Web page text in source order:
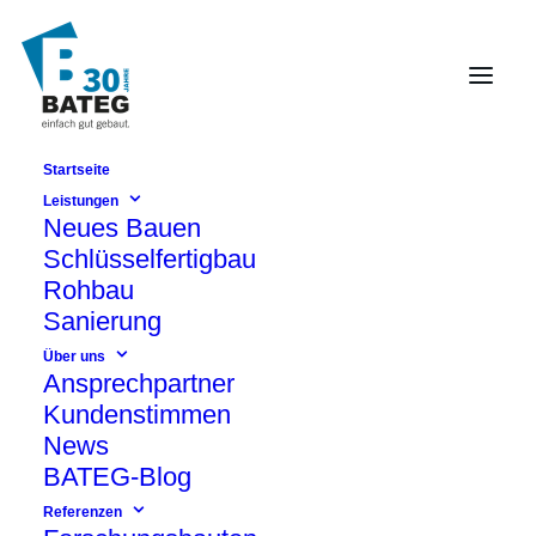
Startseite
Leistungen
Neues Bauen
Schlüsselfertigbau
Rohbau
Sanierung
Über uns
Ansprechpartner
Kundenstimmen
News
BATEG-Blog
Referenzen
Schweizer Viertel
Schlüsselfertig Leistung